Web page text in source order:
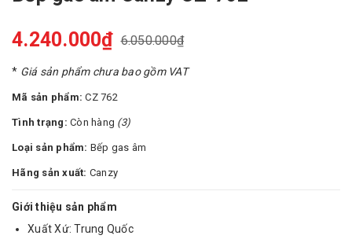
4.240.000₫ 6.050.000₫
* Giá sản phẩm chưa bao gồm VAT
Mã sản phẩm:CZ 762
Tình trạng: Còn hàng (3)
Loại sản phẩm: Bếp gas âm
Hãng sản xuất: Canzy
Giới thiệu sản phẩm
Xuất Xứ: Trung Quốc